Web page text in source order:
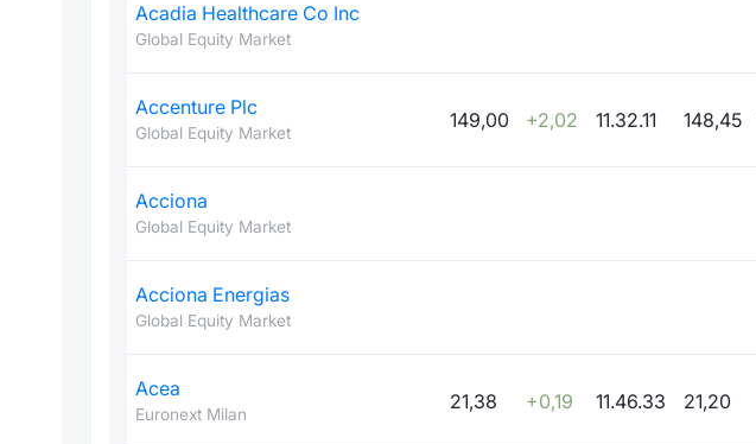
Acadia Healthcare Co Inc
Global Equity Market
Accenture Plc
Global Equity Market
149,00 +2,02 11.32.11 148,45
Acciona
Global Equity Market
Acciona Energias
Global Equity Market
Acea
Euronext Milan
21,38 +0,19 11.46.33 21,20